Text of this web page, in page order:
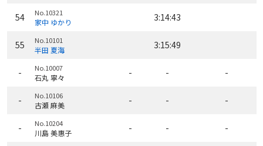
54 No.10321
家中 ゆかり 3:14:43
55 No.10101
半田 夏海 3:15:49
- No.10007
石丸 寧々 - - -
- No.10106
古瀬 麻美 - - -
- No.10204
川島 美惠子 - - -